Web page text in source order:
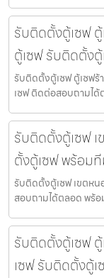
รับติดตั้งตู้เซฟ
ตู้เซฟ รับติดตั้ง
รับติดตั้งตู้เซฟ ตู้เซฟ
เซฟ ติดต่อสอบถามได้
รับติดตั้งตู้เซฟ
ตั้งตู้เซฟ พร้อม
รับติดตั้งตู้เซฟ เขตห
สอบถามได้ตลอด พร้
รับติดตั้งตู้เซฟ
เซฟ รับติดตั้งตู้